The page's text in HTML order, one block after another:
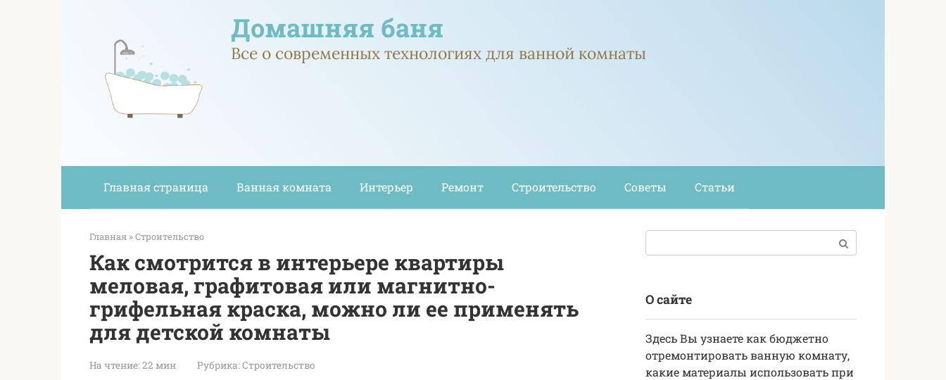
Домашняя баня
Все о современных технологиях для ванной комнаты
Главная страница Ванная комната Интерьер Ремонт Строительство Советы Статьи
Главная »Строительство
Как смотрится в интерьере квартиры
меловая, графитовая или магнитно-
грифельная краска, можно ли ее применять
для детской комнаты
На чтение:22 мин Рубрика:Строительство
О сайте
Здесь Вы узнаете как бюджетно
отремонтировать ванную комнату,
какие материалы использовать при